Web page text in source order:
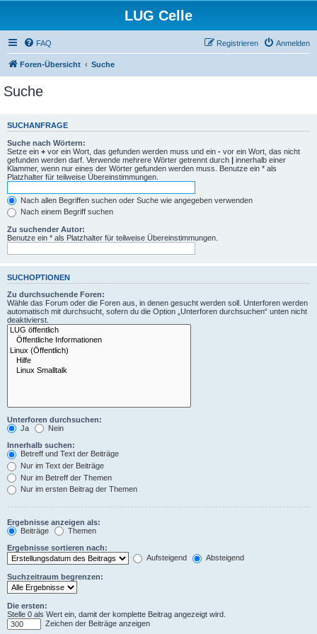
LUG Celle
FAQ Anmelden
Registrieren
Foren-Übersicht Suche
Suche
SUCHANFRAGE
Suche nach Wörtern:
Setze ein + vor ein Wort, das gefunden werden muss und ein - vor ein Wort, das nicht
gefunden werden darf. Verwende mehrere Wörter getrennt durch | innerhalb einer
Klammer, wenn nur eines der Wörter gefunden werden muss. Benutze ein * als
Platzhalter für teilweise Übereinstimmungen.
Nach allen Begriffen suchen oder Suche wie angegeben verwenden
Nach einem Begriff suchen
Zu suchender Autor:
Benutze ein * als Platzhalter für teilweise Übereinstimmungen.
SUCHOPTIONEN
Zu durchsuchende Foren:
Wähle das Forum oder die Foren aus, in denen gesucht werden soll. Unterforen werden
automatisch mit durchsucht, sofern du die Option „Unterforen durchsuchen“ unten nicht
deaktivierst.
Unterforen durchsuchen:
Ja
Nein
Innerhalb suchen:
Betreff und Text der Beiträge
Nur im Text der Beiträge
Nur im Betreff der Themen
Nur im ersten Beitrag der Themen
Ergebnisse anzeigen als:
Beiträge
Themen
Ergebnisse sortieren nach:
Aufsteigend
Absteigend
Suchzeitraum begrenzen:
Die ersten:
Stelle 0 als Wert ein, damit der komplette Beitrag angezeigt wird.
Zeichen der Beiträge anzeigen